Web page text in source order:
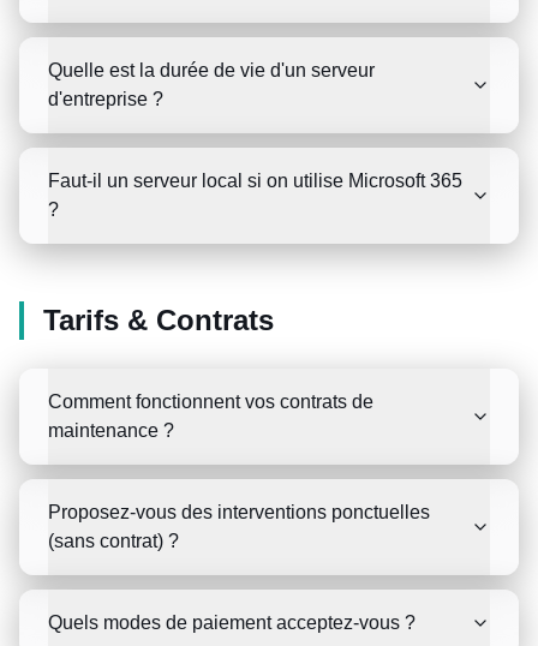
Quelle est la durée de vie d'un serveur
d'entreprise ?
Faut-il un serveur local si on utilise Microsoft 365
?
Tarifs & Contrats
Comment fonctionnent vos contrats de
maintenance ?
Proposez-vous des interventions ponctuelles
(sans contrat) ?
Quels modes de paiement acceptez-vous ?